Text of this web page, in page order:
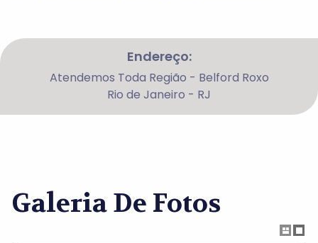
Endereço:
Atendemos Toda Região - Belford Roxo
Rio de Janeiro - RJ
Galeria De Fotos